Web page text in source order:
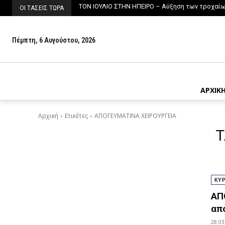
ΟΙ ΤΑΣΕΙΣ ΤΩΡΑ ΤΟΝ ΙΟΥΛΙΟ ΣΤΗΝ ΗΠΕΙΡΟ – Αύξηση των
ΔΙΕΥΘΥΝΣΗ ΚΤΗΝΙΑΤΡΙΚΗΣ ΗΠΕΙΡΟΥ –
Πέμπτη, 6 Αυγούστου, 2026
Αρχική Ετικέτες ΑΠΟΓΕΥΜΑΤΙΝΑ ΧΕΙΡΟΥΡΓΕΙΑ